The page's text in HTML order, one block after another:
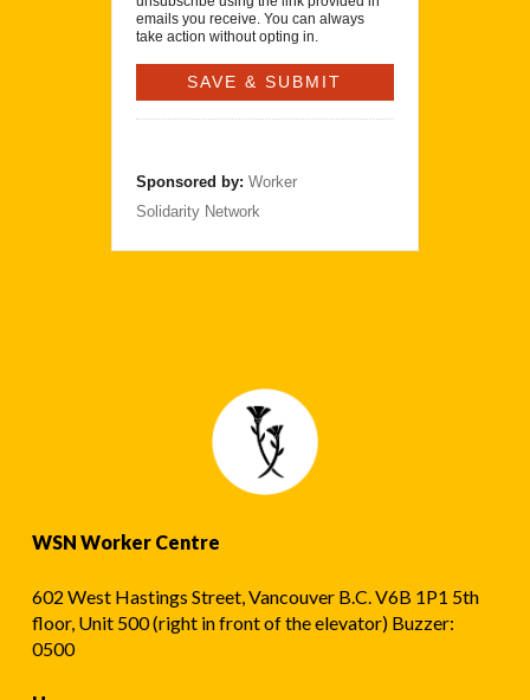
emails you receive. You can always
take action without opting in.
Sponsored by: Worker
Solidarity Network
WSN Worker Centre
602 West Hastings Street, Vancouver B.C. V6B 1P1 5th
floor, Unit 500 (right in front of the elevator) Buzzer:
0500